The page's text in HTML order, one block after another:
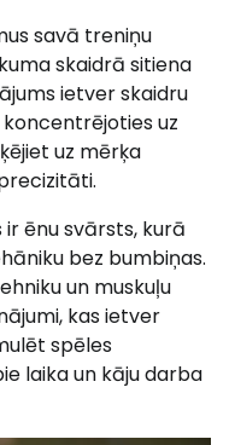
savā treniņu
skaidrā sitiena
ietver skaidru
uz
uz mērķa
ēnu svārsts, kurā
bez bumbiņas.
un muskuļu
kas ietver
spēles
laika un kāju darba